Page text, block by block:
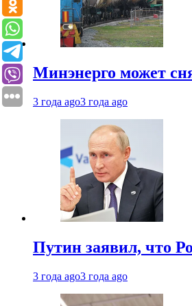
Минэнерго может
3 года ago3 года ago
Путин заявил, что
3 года ago3 года ago